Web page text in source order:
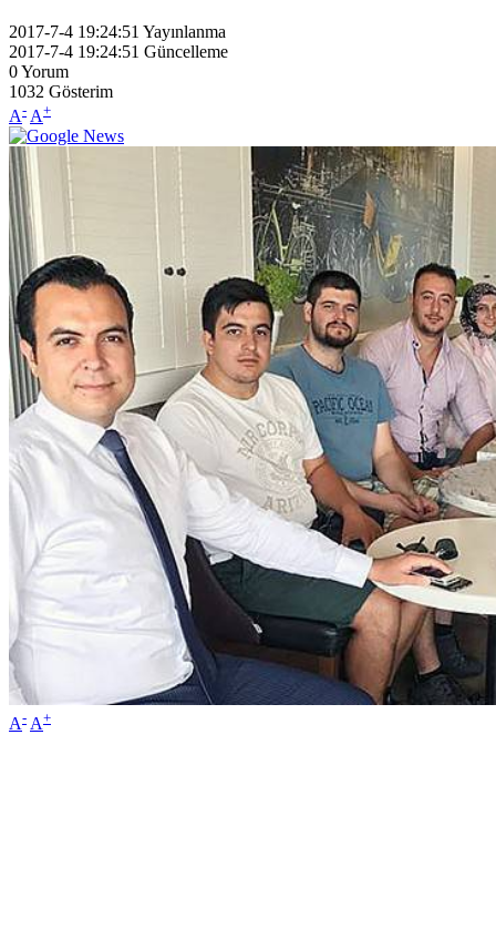
2017-7-4 19:24:51 Yayınlanma
2017-7-4 19:24:51 Güncelleme
0Yorum
1032 Gösterim
A- A+
A- A+